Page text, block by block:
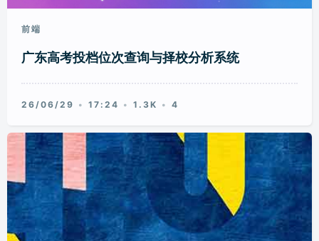
前端
广东高考投档位次查询与择校分析系统
26/06/29 17:24 1.3K 4